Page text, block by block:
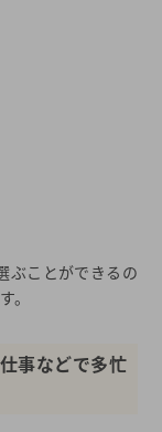
ぶことができるの
。
事などで多忙